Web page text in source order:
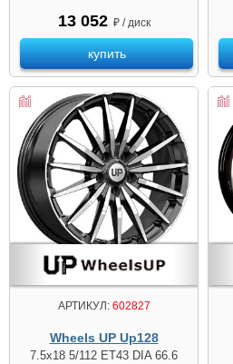
13 052 ₽ / диск
купить
АРТИКУЛ:602827
Wheels UP Up128
7.5x18 5/112 ET43 DIA 66.6